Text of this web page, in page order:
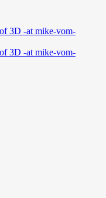
3D -at mike-vom-
3D -at mike-vom-